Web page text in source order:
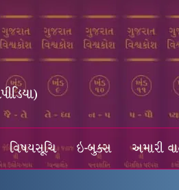
વિષયસૂચિ ઇ-બુક્સ અમારી